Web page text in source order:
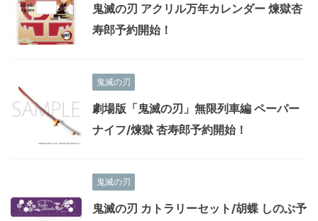
鬼滅の刃 アクリル万年カレンダー 煉獄杏
寿郎予約開始！
鬼滅の刃
劇場版「鬼滅の刃」無限列車編 ペーパー
ナイフ/煉獄 杏寿郎予約開始！
鬼滅の刃
鬼滅の刃 カトラリーセット/胡蝶 しのぶ予